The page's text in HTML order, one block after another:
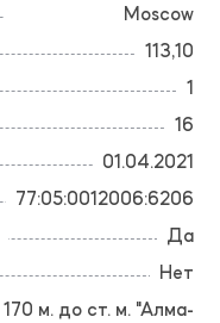
Moscow
113,10
1
16
01.04.2021
77:05:0012006:6206
Да
Нет
170 м. до ст. м. "Алма-